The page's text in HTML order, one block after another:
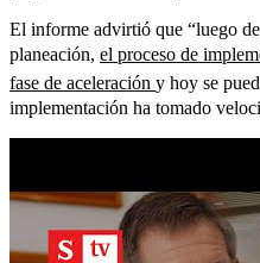
El informe advirtió que “luego
planeación, el proceso de
fase de aceleración y hoy se
implementación ha tomado